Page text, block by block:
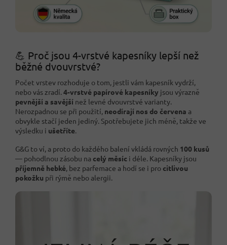
💪 Proč jsou 4-vrstvé kapesníky lepší než
běžné dvouvrstvé?
Počet vrstev rozhoduje o tom, jestli vám kapesník vydrží,
nebo vás zradí.4-vrstvé papírové kapesníky jsou výrazně
pevnější a savější než levné dvouvrstvé varianty.
Nerozpadnou se při použití, neodírají nos do červena a
obvykle stačí jeden jediný. Spotřebujete jich méně, takže ve
výsledku i ušetříte.
G&G to ví, a proto do každého balení vkládá rovných 100 kusů
— pohodlnou zásobu na celý měsíc i déle. Kapesníky jsou
příjemně hebké, bez parfemace a hodí se i pro citlivou
pokožku při rýmě nebo alergii.